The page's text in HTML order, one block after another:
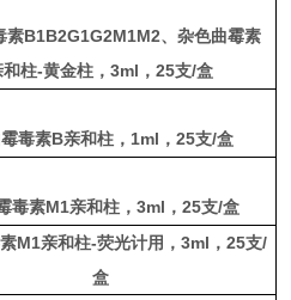
素B1B2G1G2M1M2、杂色曲霉素
和柱-黄金柱，3ml ，25支/盒
毒素B亲和柱， 1ml ， 25支/盒
毒素M1亲和柱， 3ml ， 25支/盒
M1亲和柱-荧光计用，3ml ，25支/
盒